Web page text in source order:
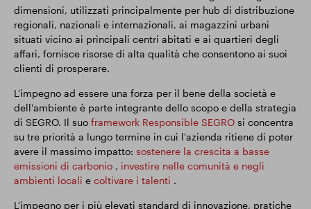
dimensioni, utilizzati principalmente per hub di distribuzione
regionali, nazionali e internazionali, ai magazzini urbani
situati vicino ai principali centri abitati e ai quartieri degli
affari, fornisce risorse di alta qualità che consentono ai suoi
clienti di prosperare.
L'impegno ad essere una forza per il bene della società e
dell'ambiente è parte integrante dello scopo e della strategia
di SEGRO. Il suo framework Responsible SEGRO si concentra
su tre priorità a lungo termine in cui l'azienda ritiene di poter
avere il massimo impatto: sostenere la crescita a basse
emissioni di carbonio , investire nelle comunità e negli
ambienti locali e coltivare i talenti .
L'impegno per i più elevati standard di innovazione, pratiche